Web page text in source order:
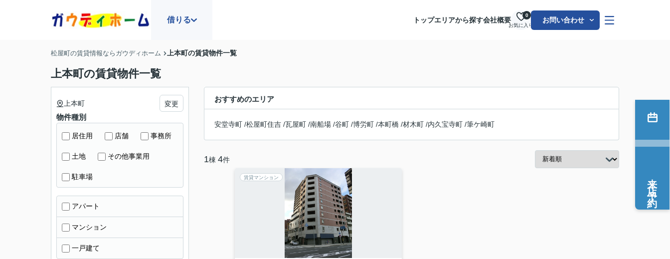
借りる トップエリアから探す会社概要
お気に入り
0
お問い合わせ
松屋町の賃貸情報ならガウディホーム 上本町の賃貸物件一覧
上本町の賃貸物件一覧
おすすめのエリア
安堂寺町 /松屋町住吉 /瓦屋町 /南船場 /谷町 /博労町 /本町橋 /材木町 /内久宝寺町 /筆ケ崎町
1棟 4件
賃貸マンション
上本町 変更
物件種別
居住用 店舗 事務所
土地 その他事業用
駐車場
アパート
マンション
一戸建て
来店予約